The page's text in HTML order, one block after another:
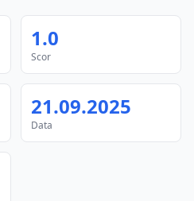
1.0
Scor
21.09.2025
Data